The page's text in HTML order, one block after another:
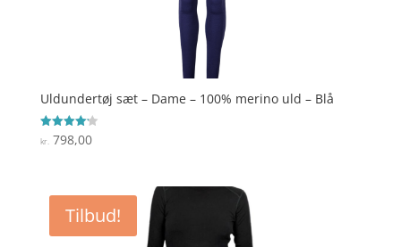
Uldundertøj sæt – Dame – 100% merino uld – Blå
Vurderet
4.2
kr. 798,00
Tilbud!